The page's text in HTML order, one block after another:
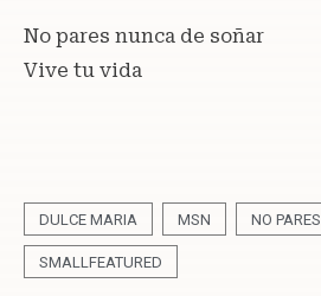
No pares nunca de soñar
Vive tu vida
DULCE MARIA MSN NO PARES
SMALLFEATURED